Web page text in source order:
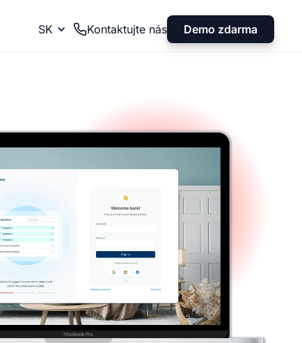
SK Kontaktujte nás Demo zdarma